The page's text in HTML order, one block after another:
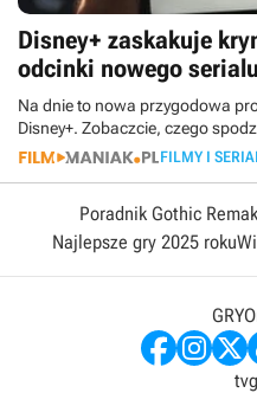
Disney+ zaskakuje
odcinki nowego
Na dnie to nowa przygodowa
Disney+. Zobaczcie, czego
FILMY I
Poradnik Gothic
Najlepsze gry 2025 roku